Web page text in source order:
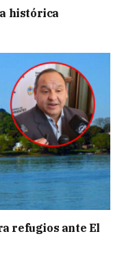
histórica
refugios ante El